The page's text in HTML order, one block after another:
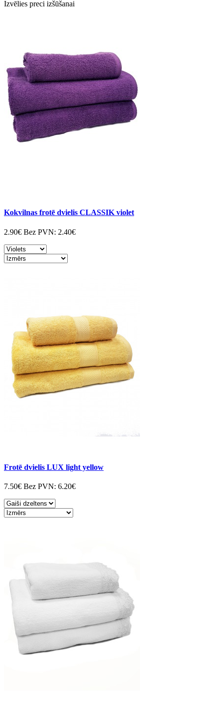
Izvēlies preci izšūšanai
Kokvilnas frotē dvielis CLASSIK violet
2.90€ Bez PVN: 2.40€
Frotē dvielis LUX light yellow
7.50€ Bez PVN: 6.20€